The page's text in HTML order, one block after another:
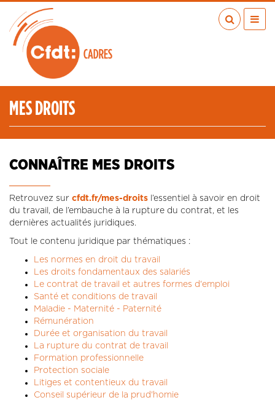
contenu
principal
ACTUALITÉS
PUBLICATIONS
EN RÉGION
LES TRANSITIONS JUSTES
IA
ESPACE ADHÉRENTS
ADHÉRER
CONTACT
LA REVUE CADRES
LE CREFAC
L’OBSERVATOIRE DES CADRES
MES DROITS
CONNAÎTRE MES DROITS
Retrouvez sur cfdt.fr/mes-droits l’essentiel à savoir en droit
du travail, de l’embauche à la rupture du contrat, et les
dernières actualités juridiques.
Tout le contenu juridique par thématiques :
Les normes en droit du travail
Les droits fondamentaux des salariés
Le contrat de travail et autres formes d'emploi
Santé et conditions de travail
Maladie - Maternité - Paternité
Rémunération
Durée et organisation du travail
La rupture du contrat de travail
Formation professionnelle
Protection sociale
Litiges et contentieux du travail
Conseil supérieur de la prud'homie